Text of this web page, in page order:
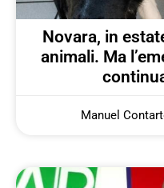
Novara, in
animali. Ma
Manuel